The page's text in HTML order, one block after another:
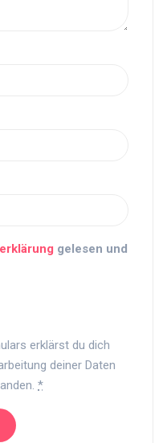
gelesen und
erklärst du dich
deiner Daten
*